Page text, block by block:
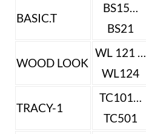
BASIC.T
BS15…
BS21
WOOD LOOK
WL 121 …
WL124
TRACY-1
TC101…
TC501